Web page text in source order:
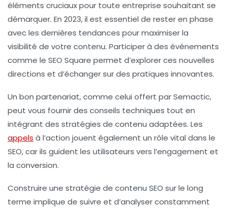
éléments cruciaux pour toute entreprise souhaitant se
démarquer. En 2023, il est essentiel de rester en phase
avec les dernières tendances pour maximiser la
visibilité de votre contenu. Participer à des événements
comme le SEO Square permet d’explorer ces nouvelles
directions et d’échanger sur des pratiques innovantes.
Un bon partenariat, comme celui offert parSemactic,
peut vous fournir des conseils techniques tout en
intégrant des stratégies de contenu adaptées. Les
appels à l’action jouent également un rôle vital dans le
SEO, car ils guident les utilisateurs vers l’engagement et
la conversion.
Construire une stratégie de contenu SEO sur le long
terme implique de suivre et d’analyser constamment